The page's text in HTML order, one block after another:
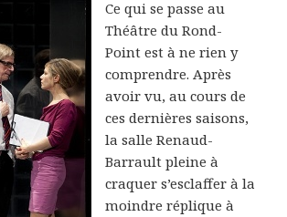
Ce qui se passe au
Théâtre du Rond-
Point est à ne rien y
comprendre. Après
avoir vu, au cours de
ces dernières saisons,
la salle Renaud-
Barrault pleine à
craquer s’esclaffer à la
moindre réplique à